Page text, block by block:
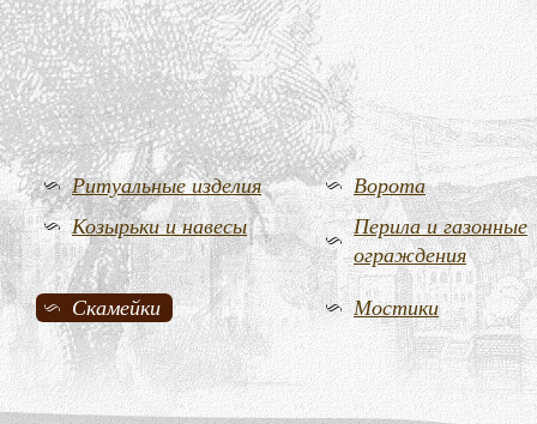
Ритуальные изделия
Ворота
Козырьки и навесы
Перила и газонные
ограждения
Скамейки Мостики